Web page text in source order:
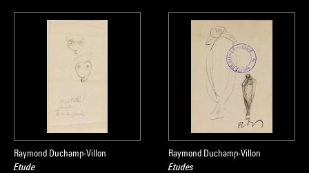
Raymond Duchamp-Villon
Etude
Raymond Duchamp-Villon
Etudes